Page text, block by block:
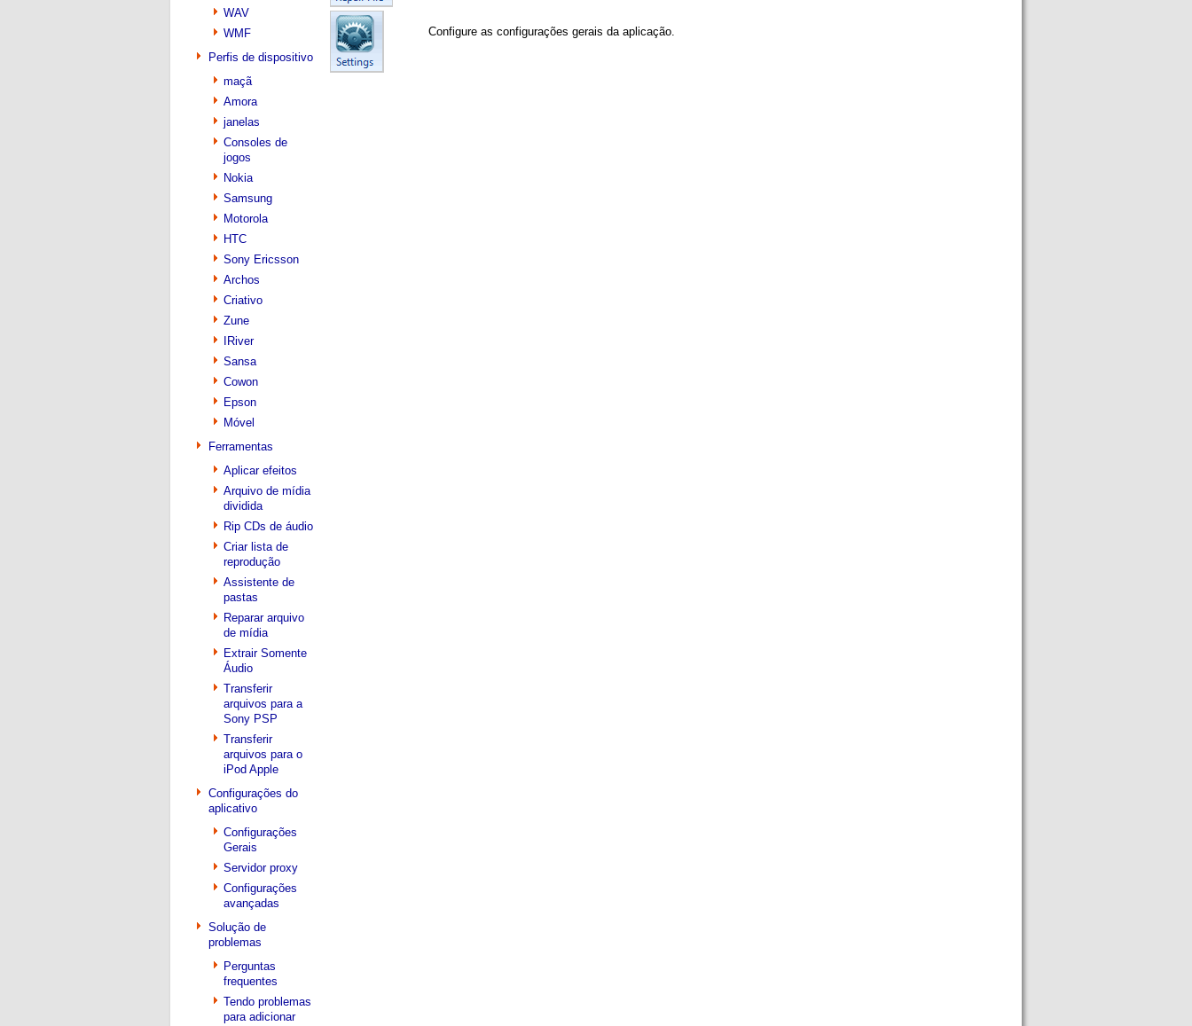
WAV
WMF
Perfis de dispositivo
maçã
Amora
janelas
Consoles de
jogos
Nokia
Samsung
Motorola
HTC
Sony Ericsson
Archos
Criativo
Zune
IRiver
Sansa
Cowon
Epson
Móvel
Ferramentas
Aplicar efeitos
Arquivo de mídia
dividida
Rip CDs de áudio
Criar lista de
reprodução
Assistente de
pastas
Reparar arquivo
de mídia
Extrair Somente
Áudio
Transferir
arquivos para a
Sony PSP
Transferir
arquivos para o
iPod Apple
Configurações do
aplicativo
Configurações
Gerais
Servidor proxy
Configurações
avançadas
Solução de
problemas
Perguntas
frequentes
Tendo problemas
para adicionar
Configure as configurações gerais da aplicação.